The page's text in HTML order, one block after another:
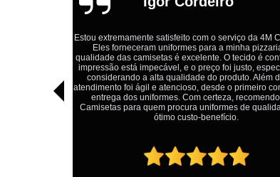
Estou extremamente satisfeito com o serviço da 4M
Eles forneceram uniformes para a minha
qualidade das camisetas é excelente. O tecido é
impressão está impecável, e o preço foi justo,
considerando a alta qualidade do produto. Além
atendimento foi ágil e atencioso, desde o primeiro
entrega dos uniformes. Com certeza,
Camisetas para quem procura uniformes de
ótimo custo-benefício.